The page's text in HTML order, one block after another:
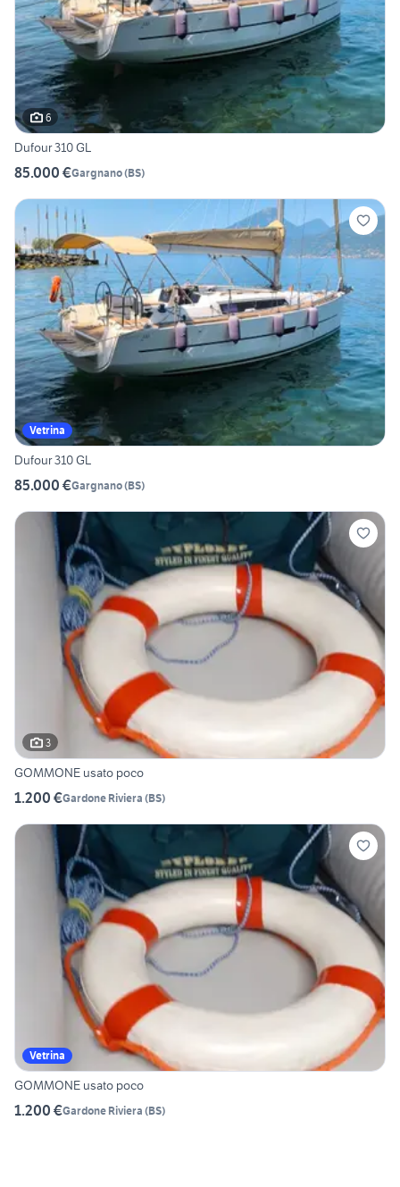
6
Dufour 310 GL
85.000 €Gargnano(BS)
Vetrina
Dufour 310 GL
85.000 €Gargnano(BS)
3
GOMMONE usato poco
1.200 €Gardone Riviera (BS)
Vetrina
GOMMONE usato poco
1.200 €Gardone Riviera (BS)